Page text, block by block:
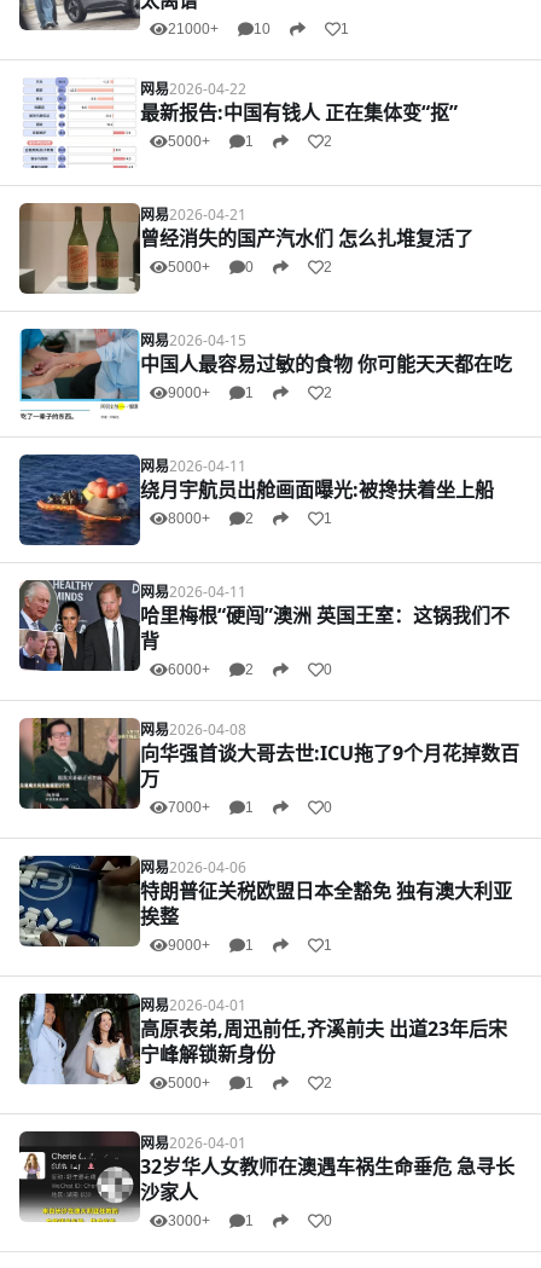
21000+ 10 1
网易2026-04-22
最新报告:中国有钱人 正在集体变“抠”
5000+ 1 2
网易2026-04-21
曾经消失的国产汽水们 怎么扎堆复活了
5000+ 0 2
网易2026-04-15
中国人最容易过敏的食物 你可能天天都在吃
9000+ 1 2
网易2026-04-11
绕月宇航员出舱画面曝光:被搀扶着坐上船
8000+ 2 1
网易2026-04-11
哈里梅根“硬闯”澳洲 英国王室：这锅我们不
背
6000+ 2 0
网易2026-04-08
向华强首谈大哥去世:ICU拖了9个月花掉数百
万
7000+ 1 0
网易2026-04-06
特朗普征关税欧盟日本全豁免 独有澳大利亚
挨整
9000+ 1 1
网易2026-04-01
高原表弟,周迅前任,齐溪前夫 出道23年后宋
宁峰解锁新身份
5000+ 1 2
网易2026-04-01
32岁华人女教师在澳遇车祸生命垂危 急寻长
沙家人
3000+ 1 0